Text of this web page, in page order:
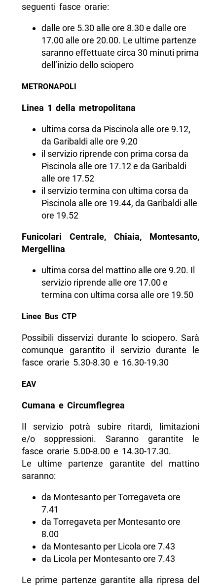
seguenti fasce orarie:
dalle ore 5.30 alle ore 8.30 e dalle ore
17.00 alle ore 20.00. Le ultime partenze
saranno effettuate circa 30 minuti prima
dell’inizio dello sciopero
METRONAPOLI
Linea 1 della metropolitana
ultima corsa da Piscinola alle ore 9.12,
da Garibaldi alle ore 9.20
il servizio riprende con prima corsa da
Piscinola alle ore 17.12 e da Garibaldi
alle ore 17.52
il servizio termina con ultima corsa da
Piscinola alle ore 19.44, da Garibaldi alle
ore 19.52
Funicolari Centrale, Chiaia, Montesanto,
Mergellina
ultima corsa del mattino alle ore 9.20. Il
servizio riprende alle ore 17.00 e
termina con ultima corsa alle ore 19.50
Linee Bus CTP
Possibili disservizi durante lo sciopero. Sarà
comunque garantito il servizio durante le
fasce orarie 5.30-8.30 e 16.30-19.30
EAV
Cumana e Circumflegrea
Il servizio potrà subire ritardi, limitazioni
e/o soppressioni. Saranno garantite le
fasce orarie 5.00-8.00 e 14.30-17.30.
Le ultime partenze garantite del mattino
saranno:
da Montesanto per Torregaveta ore
7.41
da Torregaveta per Montesanto ore
8.00
da Montesanto per Licola ore 7.43
da Licola per Montesanto ore 7.43
Le prime partenze garantite alla ripresa del